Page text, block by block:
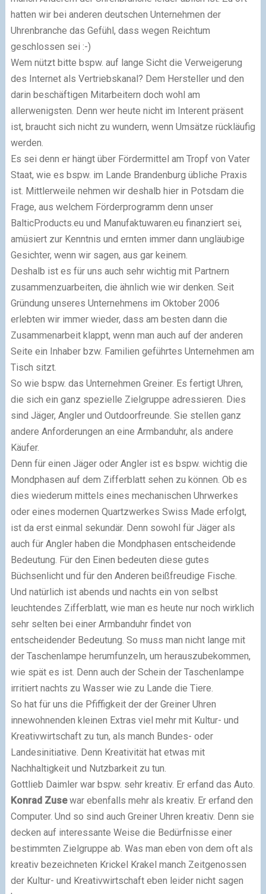
hatten wir bei anderen deutschen Unternehmen der
Uhrenbranche das Gefühl, dass wegen Reichtum
geschlossen sei :-)
Wem nützt bitte bspw. auf lange Sicht die Verweigerung
des Internet als Vertriebskanal? Dem Hersteller und den
darin beschäftigen Mitarbeitern doch wohl am
allerwenigsten. Denn wer heute nicht im Interent präsent
ist, braucht sich nicht zu wundern, wenn Umsätze rückläufig
werden.
Es sei denn er hängt über Fördermittel am Tropf von Vater
Staat, wie es bspw. im Lande Brandenburg übliche Praxis
ist. Mittlerweile nehmen wir deshalb hier in Potsdam die
Frage, aus welchem Förderprogramm denn unser
BalticProducts.eu und Manufaktuwaren.eu finanziert sei,
amüsiert zur Kenntnis und ernten immer dann ungläubige
Gesichter, wenn wir sagen, aus gar keinem.
Deshalb ist es für uns auch sehr wichtig mit Partnern
zusammenzuarbeiten, die ähnlich wie wir denken. Seit
Gründung unseres Unternehmens im Oktober 2006
erlebten wir immer wieder, dass am besten dann die
Zusammenarbeit klappt, wenn man auch auf der anderen
Seite ein Inhaber bzw. Familien geführtes Unternehmen am
Tisch sitzt.
So wie bspw. das Unternehmen Greiner. Es fertigt Uhren,
die sich ein ganz spezielle Zielgruppe adressieren. Dies
sind Jäger, Angler und Outdoorfreunde. Sie stellen ganz
andere Anforderungen an eine Armbanduhr, als andere
Käufer.
Denn für einen Jäger oder Angler ist es bspw. wichtig die
Mondphasen auf dem Zifferblatt sehen zu können. Ob es
dies wiederum mittels eines mechanischen Uhrwerkes
oder eines modernen Quartzwerkes Swiss Made erfolgt,
ist da erst einmal sekundär. Denn sowohl für Jäger als
auch für Angler haben die Mondphasen entscheidende
Bedeutung. Für den Einen bedeuten diese gutes
Büchsenlicht und für den Anderen beißfreudige Fische.
Und natürlich ist abends und nachts ein von selbst
leuchtendes Zifferblatt, wie man es heute nur noch wirklich
sehr selten bei einer Armbanduhr findet von
entscheidender Bedeutung. So muss man nicht lange mit
der Taschenlampe herumfunzeln, um herauszubekommen,
wie spät es ist. Denn auch der Schein der Taschenlampe
irritiert nachts zu Wasser wie zu Lande die Tiere.
So hat für uns die Pfiffigkeit der der Greiner Uhren
innewohnenden kleinen Extras viel mehr mit Kultur- und
Kreativwirtschaft zu tun, als manch Bundes- oder
Landesinitiative. Denn Kreativität hat etwas mit
Nachhaltigkeit und Nutzbarkeit zu tun.
Gottlieb Daimler war bspw. sehr kreativ. Er erfand das Auto.
Konrad Zusewar ebenfalls mehr als kreativ. Er erfand den
Computer. Und so sind auch Greiner Uhren kreativ. Denn sie
decken auf interessante Weise die Bedürfnisse einer
bestimmten Zielgruppe ab. Was man eben von dem oft als
kreativ bezeichneten Krickel Krakel manch Zeitgenossen
der Kultur- und Kreativwirtschaft eben leider nicht sagen